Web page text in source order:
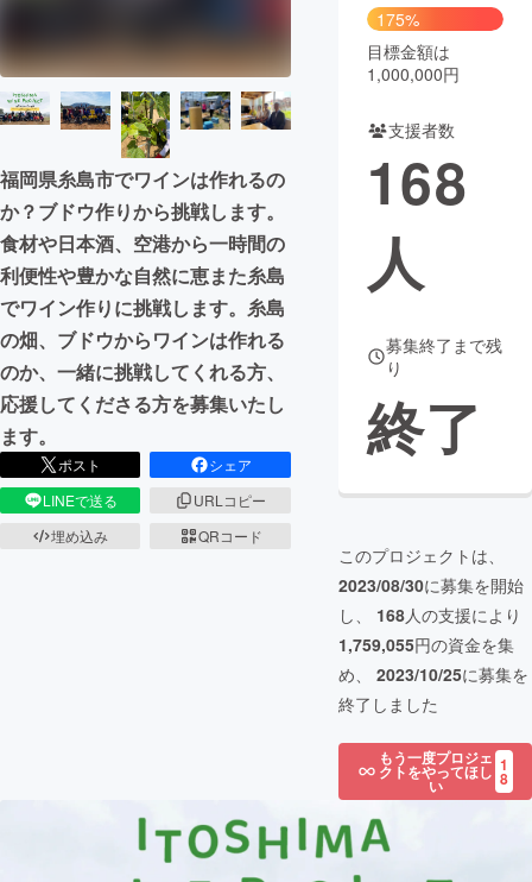
CAMPFIRE for Social Good
CAMPFIRE Creation
CAMPFIREふるさと納税machi-ya コミュニティ
福岡県糸島市でワインは作れるの
か？ブドウ作りから挑戦します。
食材や日本酒、空港から一時間の
利便性や豊かな自然に恵また糸島
でワイン作りに挑戦します。糸島
の畑、ブドウからワインは作れる
のか、一緒に挑戦してくれる方、
応援してくださる方を募集いたし
ます。
ポスト
シェア
LINEで送る
URLコピー
埋め込み
QRコード
175%
目標金額は
1,000,000円
支援者数
168
人
募集終了まで残
り
終了
このプロジェクトは、
2023/08/30に募集を開始
し、 168人の支援により
1,759,055円の資金を集
め、 2023/10/25に募集を
終了しました
もう一度プロジェ
クトをやってほし
い
1
8